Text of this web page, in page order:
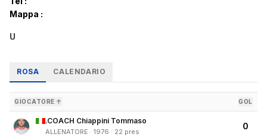
Mappa :
U
ROSA CALENDARIO
GIOCATORE ↑ GOL
.COACH Chiappini Tommaso
ALLENATORE · 1976 · 22 pres
0